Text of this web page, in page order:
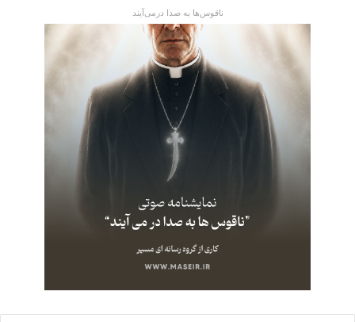
ناقوس‌ها به صدا در‌می‌آیند